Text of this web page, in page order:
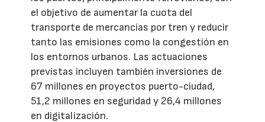
el objetivo de aumentar la cuota del
transporte de mercancías por tren y reducir
tanto las emisiones como la congestión en
los entornos urbanos. Las actuaciones
previstas incluyen también inversiones de
67 millones en proyectos puerto-ciudad,
51,2 millones en seguridad y 26,4 millones
en digitalización.